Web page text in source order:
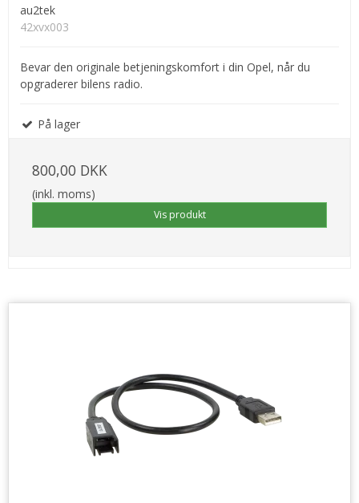
au2tek
42xvx003
Bevar den originale betjeningskomfort i din Opel, når du
opgraderer bilens radio.
På lager
800,00 DKK
(inkl. moms)
Vis produkt